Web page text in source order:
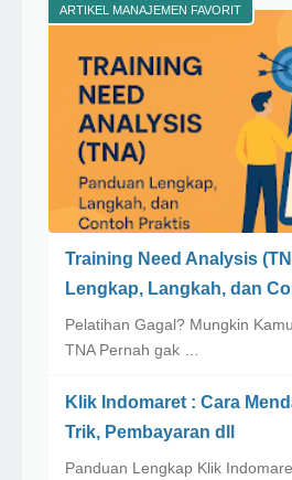
ARTIKEL MANAJEMEN FAVORIT
Training Need Analysis
Lengkap, Langkah, dan
Pelatihan Gagal? Mungkin
TNA Pernah gak …
Klik Indomaret : Cara
Trik, Pembayaran dll
Panduan Lengkap Klik